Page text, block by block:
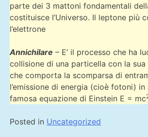
parte dei 3 mattoni fondamentali
costituisce l’Universo. Il leptone più
l’elettrone
Annichilare – E’ il processo che ha
collisione di una particella con la
che comporta la scomparsa di
l’emissione di energia (cioè fotoni)
famosa equazione di Einstein E = mc
Posted in Uncategorized